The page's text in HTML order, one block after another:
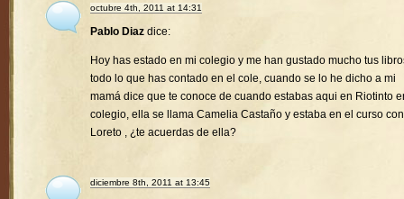
octubre 4th, 2011 at 14:31
Pablo Diaz dice:
Hoy has estado en mi colegio y me han gustado mucho tus
todo lo que has contado en el cole, cuando se lo he dicho a mi
mamá dice que te conoce de cuando estabas aqui en Riotinto
colegio, ella se llama Camelia Castaño y estaba en el curso con
Loreto , ¿te acuerdas de ella?
diciembre 8th, 2011 at 13:45